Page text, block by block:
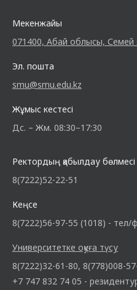
Мекенжайы
071400, Абай облысы, Семей
Эл. пошта
smu@smu.edu.kz
Жұмыс кестесі
Дс. – Жм. 08:30–17:30
Ректордың қабылдау бөлмесі
8(7222)52-22-51
Кеңсе
8(7222)56-97-55 (1018) - тел/
Университетке оқуға түсу
8(7222)32-61-80, 8(778)008-
+7 747 832 74 05 -